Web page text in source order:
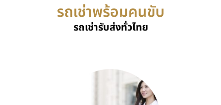
รถเช่าพร้อมคนขับ
รถเช่ารับส่งทั่วไทย